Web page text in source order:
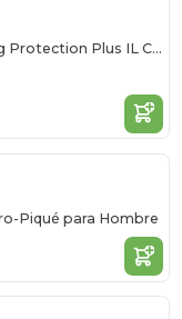
Ladies Advantage Snag Protection Plus IL Colorblock Polo
Piqué para Hombre